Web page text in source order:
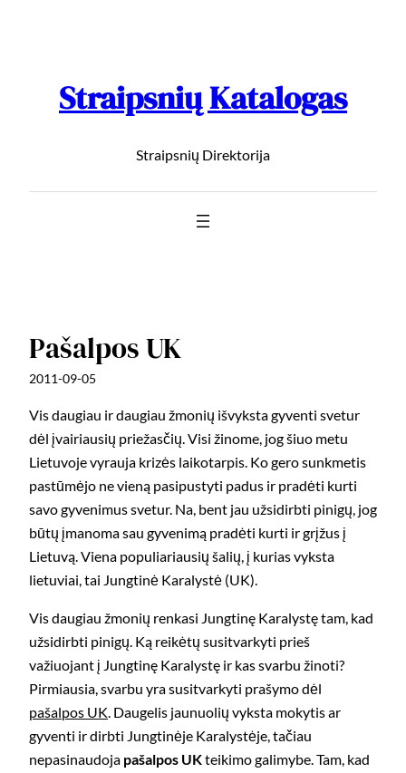
Straipsnių Katalogas
Straipsnių Direktorija
Pašalpos UK
2011-09-05
Vis daugiau ir daugiau žmonių išvyksta gyventi svetur
dėl įvairiausių priežasčių. Visi žinome, jog šiuo metu
Lietuvoje vyrauja krizės laikotarpis. Ko gero sunkmetis
pastūmėjo ne vieną pasipustyti padus ir pradėti kurti
savo gyvenimus svetur. Na, bent jau užsidirbti pinigų, jog
būtų įmanoma sau gyvenimą pradėti kurti ir grįžus į
Lietuvą. Viena populiariausių šalių, į kurias vyksta
lietuviai, tai Jungtinė Karalystė (UK).
Vis daugiau žmonių renkasi Jungtinę Karalystę tam, kad
užsidirbti pinigų. Ką reikėtų susitvarkyti prieš
važiuojant į Jungtinę Karalystę ir kas svarbu žinoti?
Pirmiausia, svarbu yra susitvarkyti prašymo dėl
pašalpos UK. Daugelis jaunuolių vyksta mokytis ar
gyventi ir dirbti Jungtinėje Karalystėje, tačiau
nepasinaudoja pašalpos UKteikimo galimybe. Tam, kad